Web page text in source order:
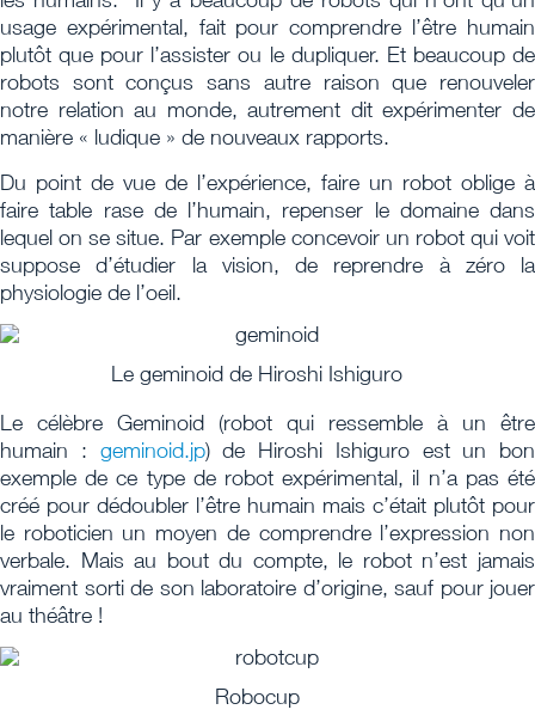
usage expérimental, fait pour comprendre l’être humain
plutôt que pour l’assister ou le dupliquer. Et beaucoup de
robots sont conçus sans autre raison que renouveler
notre relation au monde, autrement dit expérimenter de
manière « ludique » de nouveaux rapports.
Du point de vue de l’expérience, faire un robot oblige à
faire table rase de l’humain, repenser le domaine dans
lequel on se situe. Par exemple concevoir un robot qui voit
suppose d’étudier la vision, de reprendre à zéro la
physiologie de l’oeil.
Le geminoid de Hiroshi Ishiguro
Le célèbre Geminoid (robot qui ressemble à un être
humain : geminoid.jp) de Hiroshi Ishiguro est un bon
exemple de ce type de robot expérimental, il n’a pas été
créé pour dédoubler l’être humain mais c’était plutôt pour
le roboticien un moyen de comprendre l’expression non
verbale. Mais au bout du compte, le robot n’est jamais
vraiment sorti de son laboratoire d’origine, sauf pour jouer
au théâtre !
Robocup